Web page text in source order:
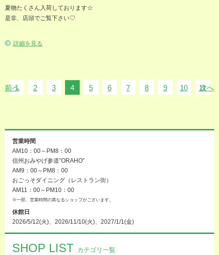
夏物たくさん入荷しております☆
是非、店頭でご覧下さい♡
詳細を見る
前へ
1 2 3 4 5 6 7 8 9 10 11
次へ
営業時間
AM10：00～PM8：00
信州おみやげ参道”ORAHO”
AM9：00～PM8：00
おごっそダイニング（レストラン街）
AM11：00～PM10：00
※一部、営業時間の異なるショップがございます。
休館日
2026/5/12(火)、2026/11/10(火)、2027/1/1(金)
SHOP LIST カテゴリ一覧